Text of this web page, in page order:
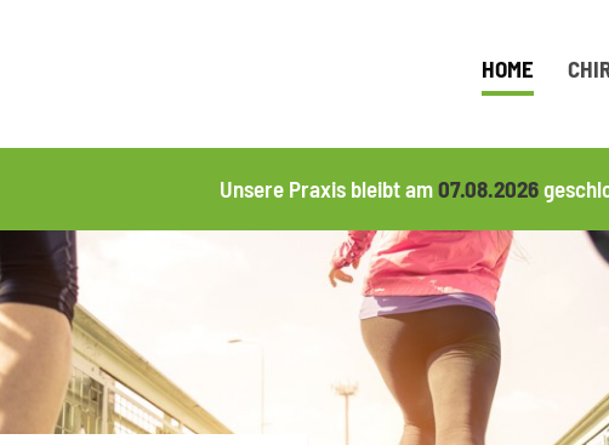
HOME
Unsere Praxis bleibt am07.08.2026